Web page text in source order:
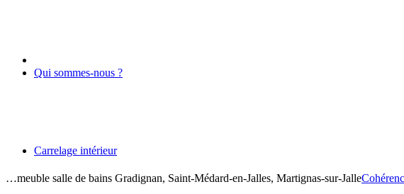
Qui sommes-nous ?
Carrelage intérieur
…meuble salle de bains Gradignan, Saint-Médard-en-Jalles, Martignas-sur-Jalle